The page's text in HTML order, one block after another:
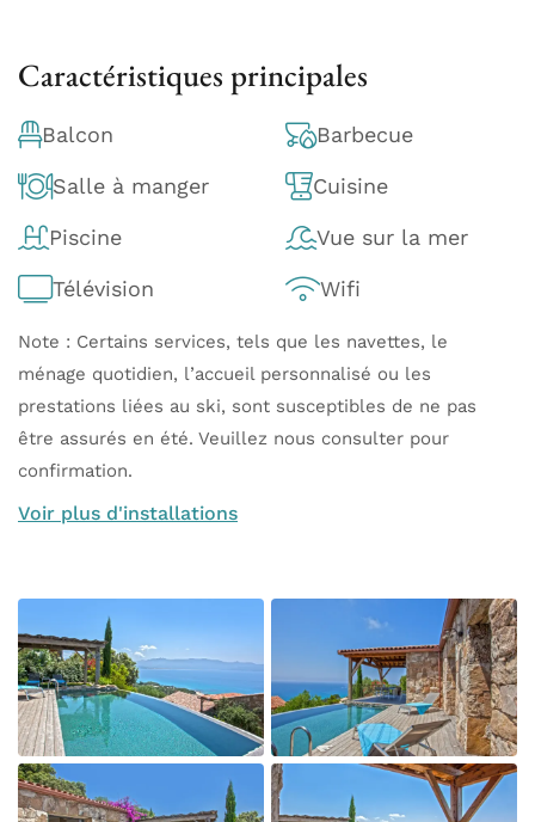
Caractéristiques principales
Balcon Barbecue
Salle à manger Cuisine
Piscine Vue sur la mer
Télévision Wifi
Note : Certains services, tels que les navettes, le
ménage quotidien, l’accueil personnalisé ou les
prestations liées au ski, sont susceptibles de ne pas
être assurés en été. Veuillez nous consulter pour
confirmation.
Voir plus d'installations